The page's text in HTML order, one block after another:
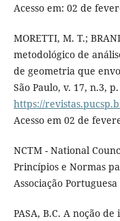
Acesso em: 02 de
MORETTI, M. T.;
metodológico de
de geometria que
São Paulo, v. 17, n.3,
https://
Acesso em 02 de
NCTM - National
Princípios e Normas
Associação
PASA, B.C. A noção